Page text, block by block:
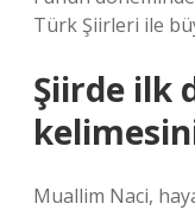
Türk Şiirleri ile
Şiirde ilk
Muallim Naci,